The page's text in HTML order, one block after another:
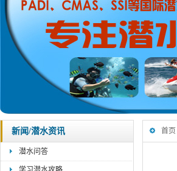
新闻/潜水资讯
潜水问答
首页